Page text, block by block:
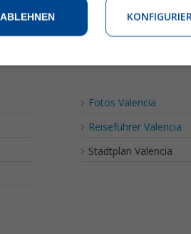
Fotos Valencia
Reiseführer Valencia
Stadtplan Valencia
ABLEHNEN